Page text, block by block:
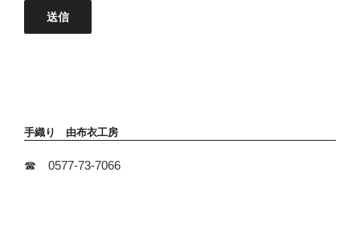
送信
手織り 由布衣工房
☎ 0577-73-7066